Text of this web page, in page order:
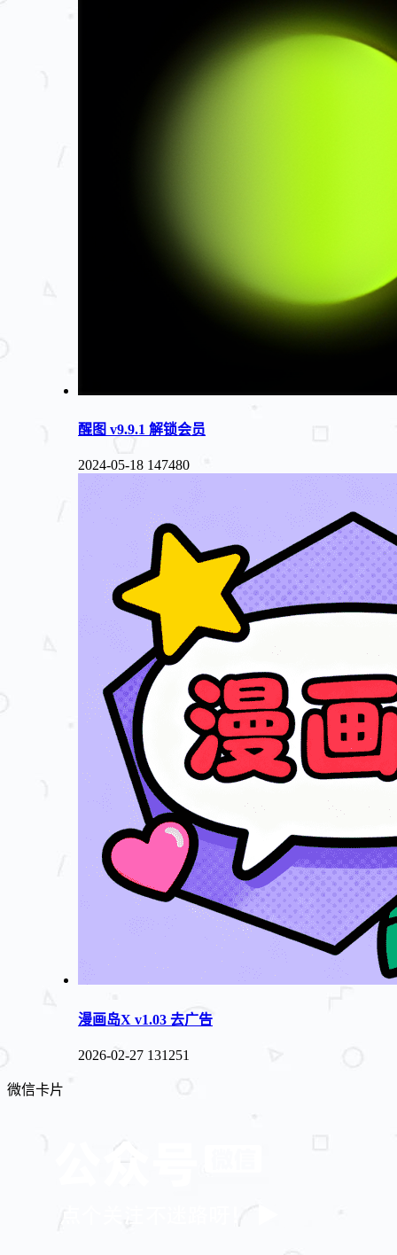
醒图 v9.9.1 解锁会员
2024-05-18 147480
漫画岛X v1.03 去广告
2026-02-27 131251
微信卡片